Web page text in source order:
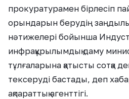
прокуратурамен бірлесіп
орындарын берудің
нәтижелері бойынша
инфрақұрылымдық даму
тұлғаларына қатысты сотқа
тексеруді бастады, деп
ақпараттық агенттігі.